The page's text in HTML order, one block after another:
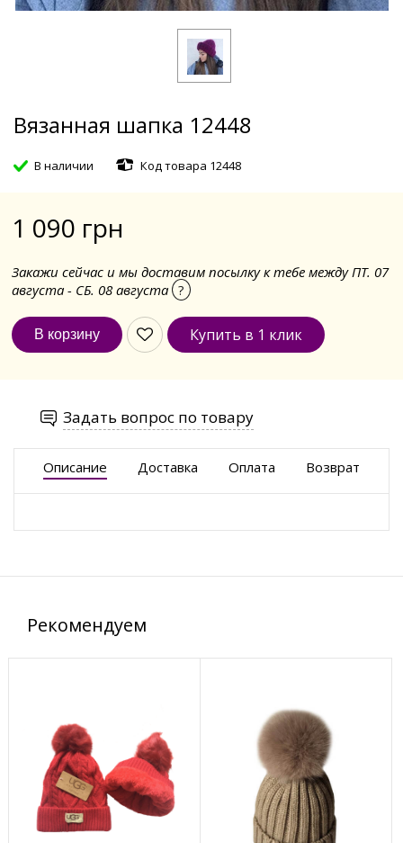
Вязанная шапка 12448
В наличии Код товара 12448
1 090 грн
Закажи сейчас и мы доставим посылку к тебе между ПТ. 07
августа - СБ. 08 августа ?
Купить в 1 клик
Задать вопрос по товару
Описание Доставка Оплата Возврат
Рекомендуем